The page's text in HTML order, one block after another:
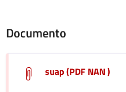
Documento
suap (PDF NAN )